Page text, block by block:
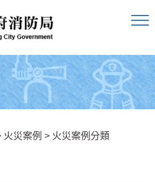
火災案例 > 火災案例分類